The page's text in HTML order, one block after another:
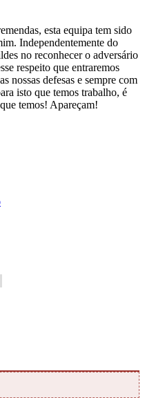
esta equipa tem sido
Independentemente do
no reconhecer o adversário
respeito que entraremos
nossas defesas e sempre com
isto que temos trabalho, é
temos! Apareçam!